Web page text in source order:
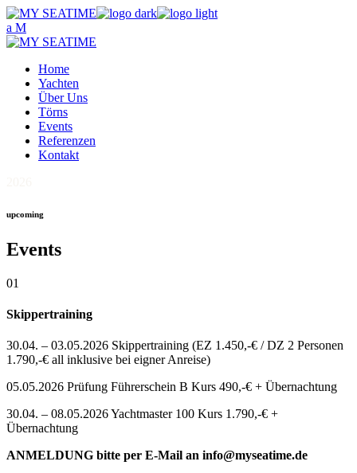
Skip
to
the
Home
Yachten
Über Uns
Törns
Events
Referenzen
Kontakt
upcoming
Events
01
Skippertraining
30.04. – 03.05.2026 Skippertraining (EZ 1.450,-€ / DZ 2 Personen
1.790,-€ all inklusive bei eigner Anreise)
05.05.2026 Prüfung Führerschein B Kurs 490,-€ + Übernachtung
30.04. – 08.05.2026 Yachtmaster 100 Kurs 1.790,-€ +
Übernachtung
ANMELDUNG bitte per E-Mail an info@myseatime.de